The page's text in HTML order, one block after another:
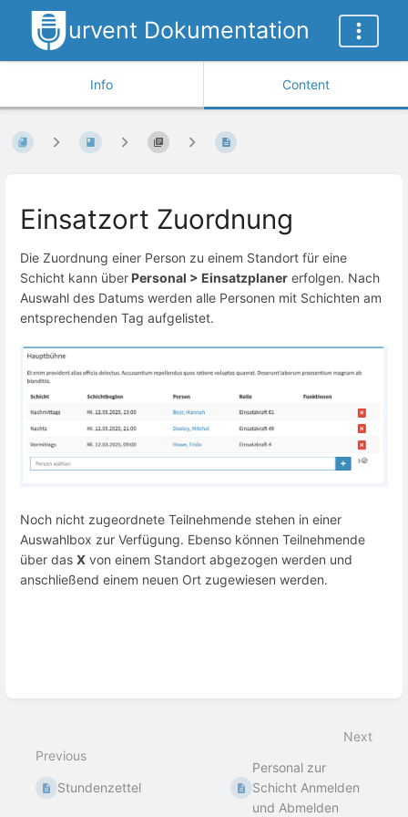
urvent Dokumentation
Info Content
Einsatzort Zuordnung
Die Zuordnung einer Person zu einem Standort für eine
Schicht kann über Personal > Einsatzplaner erfolgen. Nach
Auswahl des Datums werden alle Personen mit Schichten am
entsprechenden Tag aufgelistet.
Noch nicht zugeordnete Teilnehmende stehen in einer
Auswahlbox zur Verfügung. Ebenso können Teilnehmende
über das X von einem Standort abgezogen werden und
anschließend einem neuen Ort zugewiesen werden.
Previous
Stundenzettel
Next
Personal zur
Schicht Anmelden
und Abmelden